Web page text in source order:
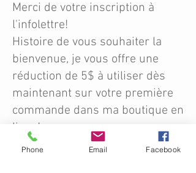
Merci de votre inscription à
l'infolettre!
Histoire de vous souhaiter la
bienvenue, je vous offre une
réduction de 5$ à utiliser dès
maintenant sur votre première
commande dans ma boutique en
ligne!
VOTRE CODE PROMO
Phone Email Facebook